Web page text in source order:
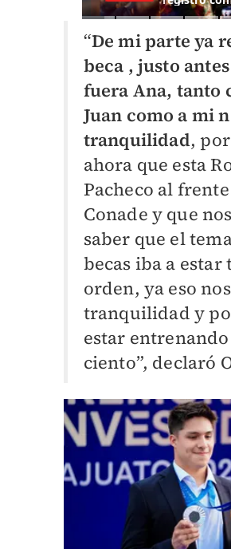
“De mi parte ya
beca , justo
fuera Ana, tanto
Juan como a mi
tranquilidad,
ahora que esta
Pacheco al
Conade y que
saber que el
becas iba a estar
orden, ya eso
tranquilidad y
estar
ciento”, declaró